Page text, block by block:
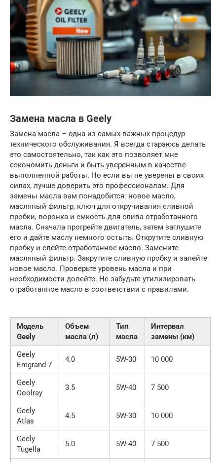
Замена масла в Geely
Замена масла – одна из самых важных процедур
технического обслуживания. Я всегда стараюсь делать
это самостоятельно, так как это позволяет мне
сэкономить деньги и быть уверенным в качестве
выполненной работы. Но если вы не уверены в своих
силах, лучше доверить это профессионалам. Для
замены масла вам понадобится: новое масло,
масляный фильтр, ключ для откручивания сливной
пробки, воронка и емкость для слива отработанного
масла. Сначала прогрейте двигатель, затем заглушите
его и дайте маслу немного остыть. Открутите сливную
пробку и слейте отработанное масло. Замените
масляный фильтр. Закрутите сливную пробку и залейте
новое масло. Проверьте уровень масла и при
необходимости долейте. Не забудьте утилизировать
отработанное масло в соответствии с правилами.
Модель
Geely
Объем
масла (л)
Тип
масла
Интервал
замены (км)
Geely
Emgrand 7
4.0 5W-30 10 000
Geely
Coolray
3.5 5W-40 7 500
Geely
Atlas
4.5 5W-30 10 000
Geely
Tugella
5.0 5W-40 7 500